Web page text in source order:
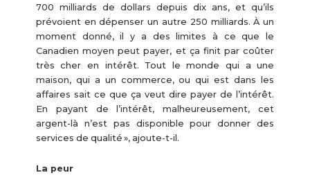
700 milliards de dollars depuis dix ans, et qu’ils
prévoient en dépenser un autre 250 milliards. À un
moment donné, il y a des limites à ce que le
Canadien moyen peut payer, et ça finit par coûter
très cher en intérêt. Tout le monde qui a une
maison, qui a un commerce, ou qui est dans les
affaires sait ce que ça veut dire payer de l’intérêt.
En payant de l’intérêt, malheureusement, cet
argent-là n’est pas disponible pour donner des
services de qualité », ajoute-t-il.
La peur